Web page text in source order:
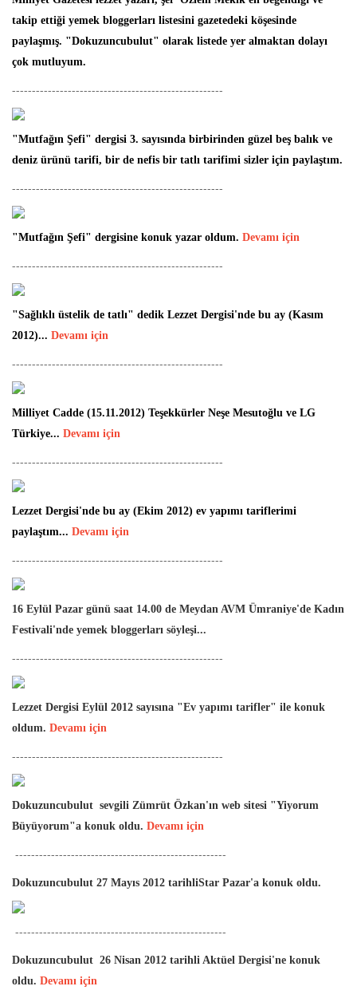
takip ettiği yemek bloggerları listesini gazetedeki köşesinde
paylaşmış. "Dokuzuncubulut" olarak listede yer almaktan dolayı
çok mutluyum.
-----------------------------------------------------
"Mutfağın Şefi" dergisi 3. sayısında birbirinden güzel beş balık ve
deniz ürünü tarifi, bir de nefis bir tatlı tarifimi sizler için paylaştım.
-----------------------------------------------------
"Mutfağın Şefi" dergisine konuk yazar oldum. Devamı için
-----------------------------------------------------
"Sağlıklı üstelik de tatlı" dedik Lezzet Dergisi'nde bu ay (Kasım
2012)... Devamı için
-----------------------------------------------------
Milliyet Cadde (15.11.2012) Teşekkürler Neşe Mesutoğlu ve LG
Türkiye... Devamı için
-----------------------------------------------------
Lezzet Dergisi'nde bu ay (Ekim 2012) ev yapımı tariflerimi
paylaştım... Devamı için
-----------------------------------------------------
16 Eylül Pazar günü saat 14.00 de Meydan AVM Ümraniye'de Kadın
Festivali'nde yemek bloggerları söyleşi...
-----------------------------------------------------
Lezzet Dergisi Eylül 2012 sayısına "Ev yapımı tarifler" ile konuk
oldum. Devamı için
-----------------------------------------------------
Dokuzuncubulut sevgili Zümrüt Özkan'ın web sitesi "Yiyorum
Büyüyorum"a konuk oldu. Devamı için
-----------------------------------------------------
Dokuzuncubulut 27 Mayıs 2012 tarihliStar Pazar'a konuk oldu.
-----------------------------------------------------
Dokuzuncubulut 26 Nisan 2012 tarihli Aktüel Dergisi'ne konuk
oldu. Devamı için